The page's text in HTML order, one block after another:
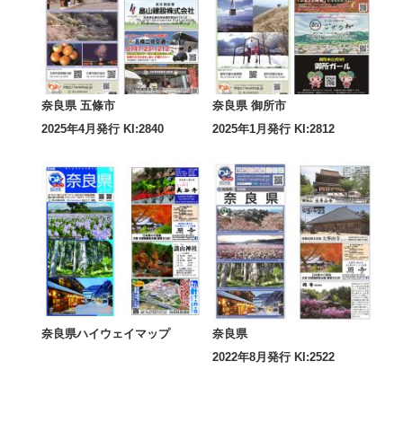
奈良県 五條市
2025年4月発行 KI:2840
奈良県 御所市
2025年1月発行 KI:2812
奈良県ハイウェイマップ
奈良県
2022年8月発行 KI:2522